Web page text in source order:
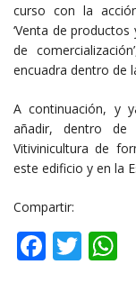
curso con la
‘Venta de
de
encuadra dentro de
A continuación, y
añadir, dentro
Vitivinicultura de
este edificio y en la
Compartir: